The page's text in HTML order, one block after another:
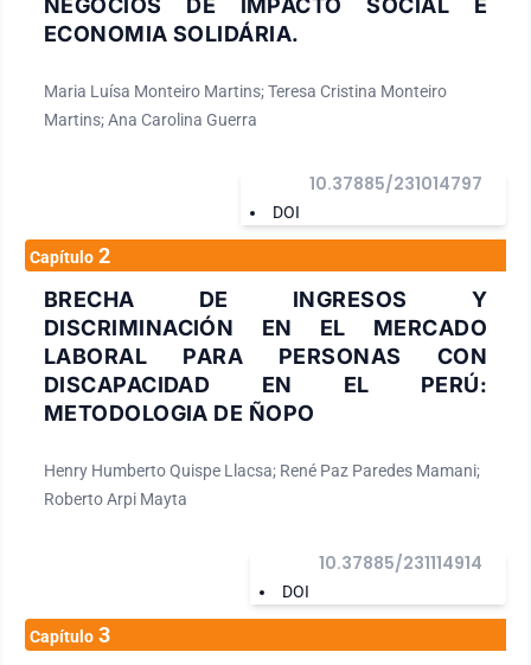
NEGÓCIOS DE IMPACTO SOCIAL E
ECONOMIA SOLIDÁRIA.
Maria Luísa Monteiro Martins; Teresa Cristina Monteiro
Martins; Ana Carolina Guerra
DOI
10.37885/231014797
Capítulo 2
BRECHA DE INGRESOS Y
DISCRIMINACIÓN EN EL MERCADO
LABORAL PARA PERSONAS CON
DISCAPACIDAD EN EL PERÚ:
METODOLOGIA DE ÑOPO
Henry Humberto Quispe Llacsa; René Paz Paredes Mamani;
Roberto Arpi Mayta
DOI
10.37885/231114914
Capítulo 3